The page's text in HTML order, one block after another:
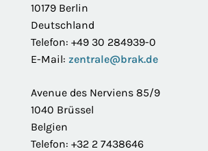
10179 Berlin
Deutschland
Telefon: +49 30 284939-0
E-Mail: zentrale@brak.de
Avenue des Nerviens 85/9
1040 Brüssel
Belgien
Telefon: +32 2 7438646